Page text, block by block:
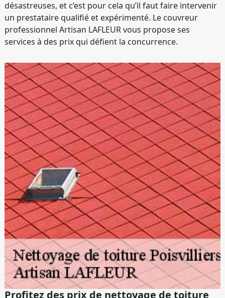
désastreuses, et c’est pour cela qu’il faut faire intervenir
un prestataire qualifié et expérimenté. Le couvreur
professionnel Artisan LAFLEUR vous propose ses
services à des prix qui défient la concurrence.
Profitez des prix de nettoyage de toiture